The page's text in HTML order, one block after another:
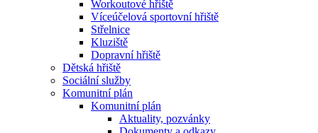
Workoutové hřiště
Víceúčelová sportovní hřiště
Střelnice
Kluziště
Dopravní hřiště
Dětská hřiště
Sociální služby
Komunitní plán
Komunitní plán
Aktuality, pozvánky